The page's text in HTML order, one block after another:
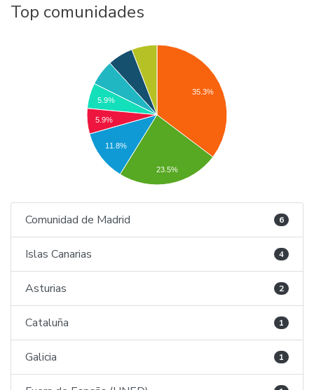
Top comunidades
35.3%
5.9%
5.9%
11.8%
23.5%
Comunidad de Madrid 6
Islas Canarias 4
Asturias 2
Cataluña 1
Galicia 1